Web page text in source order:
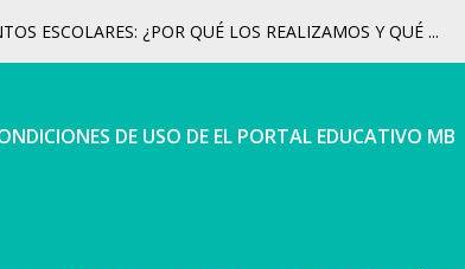
ESCOLARES: ¿POR QUÉ LOS REALIZAMOS Y QUÉ ...
DE USO DE EL PORTAL EDUCATIVO MB